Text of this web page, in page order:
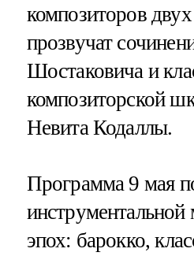
композиторов
прозвучат
Шостаковича и
композиторской
Невита Кодаллы.
Программа 9 мая
инструментальной
эпох: барокко,